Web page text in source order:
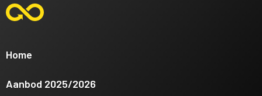
Home
Aanbod 2025/2026